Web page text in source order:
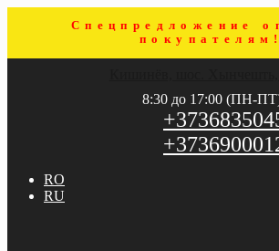
Спецпредложение
покупателям!
8:30 до 17:00 (ПН-
RO
RU